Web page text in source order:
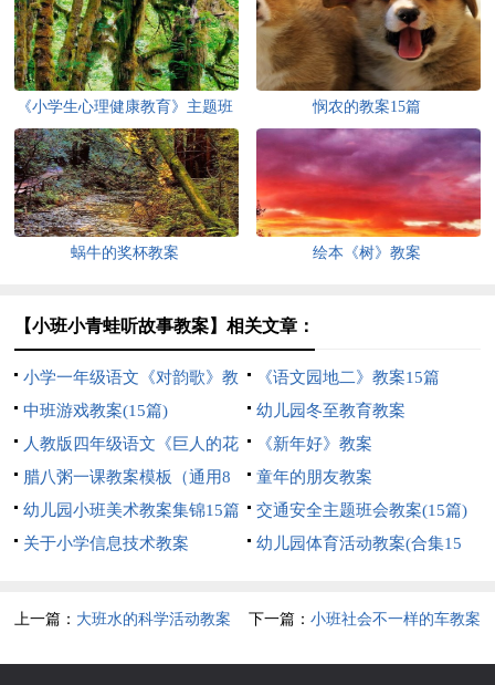
《小学生心理健康教育》主题班
会教案
悯农的教案15篇
蜗牛的奖杯教案 绘本《树》教案
【小班小青蛙听故事教案】相关文章：
小学一年级语文《对韵歌》教
案
《语文园地二》教案15篇
中班游戏教案(15篇)
幼儿园冬至教育教案
人教版四年级语文《巨人的花
园》教案
《新年好》教案
腊八粥一课教案模板（通用8
篇）
童年的朋友教案
幼儿园小班美术教案集锦15篇
交通安全主题班会教案(15篇)
关于小学信息技术教案
幼儿园体育活动教案(合集15
上一篇： 大班水的科学活动教案 下一篇： 小班社会不一样的车教案